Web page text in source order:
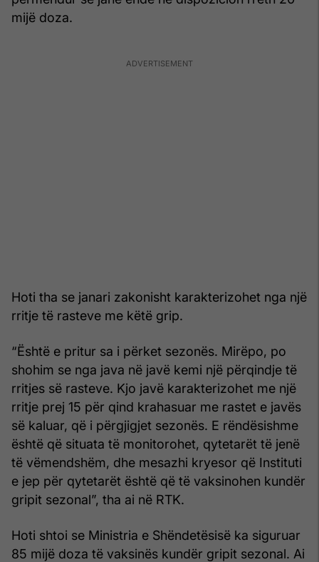
mijë doza.
Hoti tha se janari zakonisht karakterizohet nga një
rritje të rasteve me këtë grip.
“Është e pritur sa i përket sezonës. Mirëpo, po
shohim se nga java në javë kemi një përqindje të
rritjes së rasteve. Kjo javë karakterizohet me një
rritje prej 15 për qind krahasuar me rastet e javës
së kaluar, që i përgjigjet sezonës. E rëndësishme
është që situata të monitorohet, qytetarët të jenë
të vëmendshëm, dhe mesazhi kryesor që Instituti
e jep për qytetarët është që të vaksinohen kundër
gripit sezonal”, tha ai në RTK.
Hoti shtoi se Ministria e Shëndetësisë ka siguruar
85 mijë doza të vaksinës kundër gripit sezonal. Ai